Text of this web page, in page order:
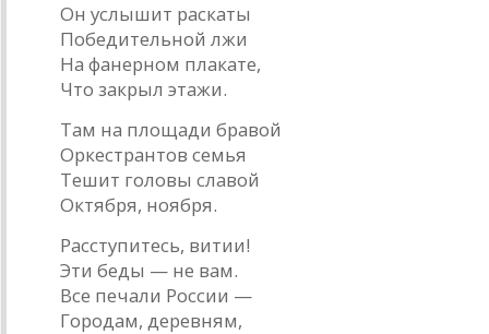
Он услышит раскаты
Победительной лжи
На фанерном плакате,
Что закрыл этажи.
Там на площади бравой
Оркестрантов семья
Тешит головы славой
Октября, ноября.
Расступитесь, витии!
Эти беды — не вам.
Все печали России —
Городам, деревням,